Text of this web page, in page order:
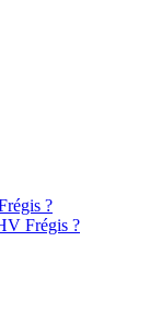
?
Frégis ?